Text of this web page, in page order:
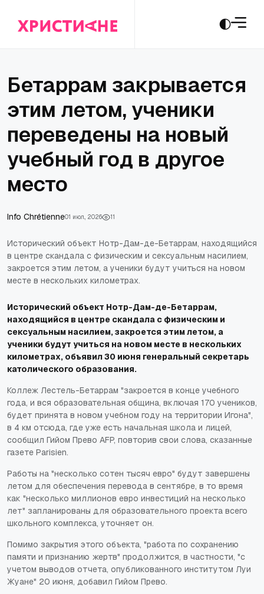
Бетаррам закрывается
этим летом, ученики
переведены на новый
учебный год в другое
место
Info Chrétienne01 июл., 2026 11
Исторический объект Нотр-Дам-де-Бетаррам, находящийся
в центре скандала с физическим и сексуальным насилием,
закроется этим летом, а ученики будут учиться на новом
месте в нескольких километрах.
Исторический объект Нотр-Дам-де-Бетаррам,
находящийся в центре скандала с физическим и
сексуальным насилием, закроется этим летом, а
ученики будут учиться на новом месте в нескольких
километрах, объявил 30 июня генеральный секретарь
католического образования.
Коллеж Лестель-Бетаррам "закроется в конце учебного
года, и вся образовательная община, включая 170 учеников,
будет принята в новом учебном году на территории Игона",
в 4 км отсюда, где уже есть начальная школа и лицей,
сообщил Гийом Прево AFP, повторив свои слова, сказанные
газете Parisien.
Работы на "несколько сотен тысяч евро" будут завершены
летом для обеспечения перевода в сентябре, в то время
как "несколько миллионов евро инвестиций на несколько
лет" запланированы для образовательного проекта всего
школьного комплекса, уточняет он.
Помимо закрытия этого объекта, "работа по сохранению
памяти и признанию жертв" продолжится, в частности, "с
учетом выводов отчета, опубликованного институтом Луи
Жуане" 20 июня, добавил Гийом Прево.